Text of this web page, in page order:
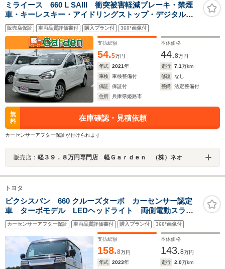
ミライース 660 L SAIII 衝突被害軽減ブレーキ・禁煙
車・キーレスキー・アイドリングストップ・デジタルメ
ーター
販売店保証 車両品質評価書付 購入プラン付 360°画像付
支払総額
54.5万円
本体価格
44.8万円
年式
2021年 走行 7.1万km
車検
車検整備付 修復
なし
保証
保証付 整備
法定整備付
住所
兵庫県姫路市
無
料
在庫確認・見積依頼
カーセンサーアフター保証が付けられます
販売店： 軽３９．８万円専門店 軽Ｇａｒｄｅｎ （株）ネオ
トヨタ
ピクシスバン 660 クルーズターボ カーセンサー認定
車 ターボモデル LEDヘッドライト 両側電動スライ
ドドア 純正ナビ Bluetooth Bカメラ ETC2.0
カーセンサーアフター保証 車両品質評価書付 購入プラン付 360°画像付
支払総額
158.8万円
本体価格
143.8万円
年式
2023年 走行 2.0万km